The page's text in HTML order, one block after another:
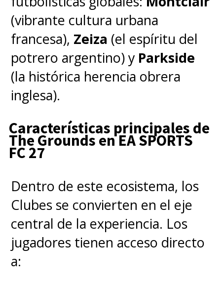
(vibrante cultura urbana
francesa), Zeiza (el espíritu del
potrero argentino) y Parkside
(la histórica herencia obrera
inglesa).
Características principales de
The Grounds en EA SPORTS
FC 27
Dentro de este ecosistema, los
Clubes se convierten en el eje
central de la experiencia. Los
jugadores tienen acceso directo
a: